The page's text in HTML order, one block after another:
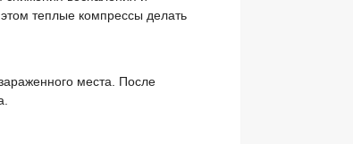
теплые компрессы делать
места. После